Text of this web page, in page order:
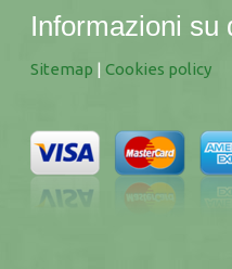
Informazioni su
Sitemap | Cookies policy